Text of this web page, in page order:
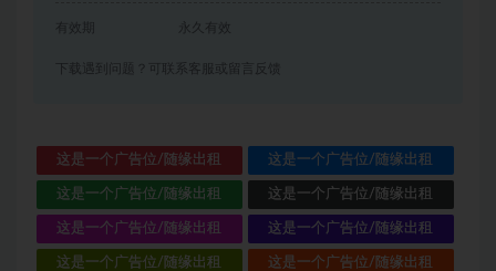
有效期 永久有效
下载遇到问题？可联系客服或留言反馈
这是一个广告位/随缘出租 这是一个广告位/随缘出租
这是一个广告位/随缘出租 这是一个广告位/随缘出租
这是一个广告位/随缘出租 这是一个广告位/随缘出租
这是一个广告位/随缘出租 这是一个广告位/随缘出租